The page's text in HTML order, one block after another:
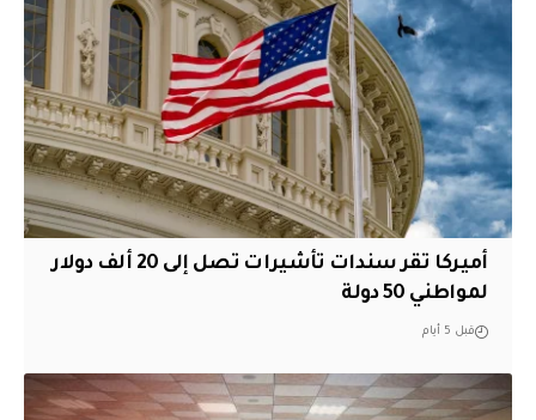
أميركا تقر سندات تأشيرات تصل إلى 20 ألف دولار
لمواطني 50 دولة
قبل 5 أيام